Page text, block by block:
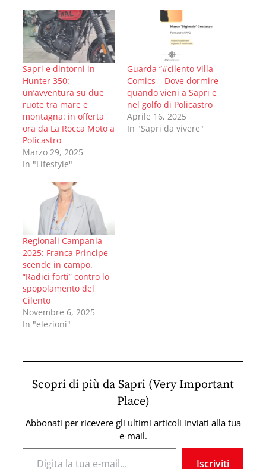
Sapri e dintorni in
Hunter 350:
un’avventura su due
ruote tra mare e
montagna: in offerta
ora da La Rocca Moto a
Policastro
Marzo 29, 2025
In "Lifestyle"
Guarda “#cilento Villa
Comics – Dove dormire
quando vieni a Sapri e
nel golfo di Policastro
Aprile 16, 2025
In "Sapri da vivere"
Regionali Campania
2025: Franca Principe
scende in campo.
“Radici forti” contro lo
spopolamento del
Cilento
Novembre 6, 2025
In "elezioni"
Scopri di più da Sapri (Very Important
Place)
Abbonati per ricevere gli ultimi articoli inviati alla tua
e-mail.
Digita la tua e-mail...
Iscriviti